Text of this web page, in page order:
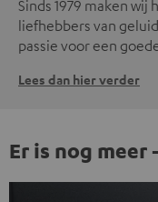
Sinds 1979 maken
liefhebbers van
passie voor een
Lees dan hier verder
Er is nog